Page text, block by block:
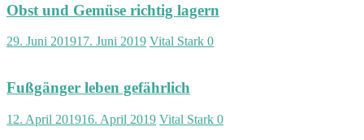
Obst und Gemüse richtig lagern
29. Juni 201917. Juni 2019 Vital Stark 0
Fußgänger leben gefährlich
12. April 201916. April 2019 Vital Stark 0